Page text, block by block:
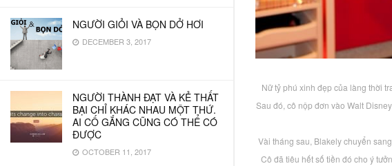
NGƯỜI GIỎI VÀ BỌN DỞ HƠI
DECEMBER 3, 2017
NGƯỜI THÀNH ĐẠT VÀ KẺ THẤT
BẠI CHỈ KHÁC NHAU MỘT THỨ.
AI CỐ GẮNG CŨNG CÓ THỂ CÓ
ĐƯỢC
OCTOBER 11, 2017
Nữ tỷ phú xinh đẹp của làng thời
Sau đó, cô nộp đơn vào Walt
Vài tháng sau, Blakely chuyển
Cô đã tiêu hết số tiền đó cho ý